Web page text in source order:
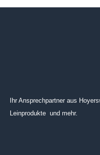
Ihr Ansprechpartner aus
Leinprodukte und mehr.